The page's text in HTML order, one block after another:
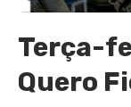
Terça-
Quero